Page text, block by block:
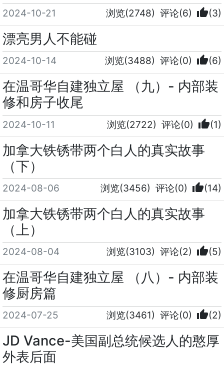
2024-10-21 浏览(2748) 评论(6) thumb_up(3)
漂亮男人不能碰
2024-10-14 浏览(3488) 评论(0) thumb_up(6)
在温哥华自建独立屋 （九）- 内部装
修和房子收尾
2024-10-11 浏览(2722) 评论(0) thumb_up(1)
加拿大铁锈带两个白人的真实故事
（下）
2024-08-06 浏览(3456) 评论(0) thumb_up(14)
加拿大铁锈带两个白人的真实故事
（上）
2024-08-04 浏览(3103) 评论(2) thumb_up(5)
在温哥华自建独立屋 （八）- 内部装
修厨房篇
2024-07-25 浏览(3461) 评论(0) thumb_up(2)
JD Vance-美国副总统候选人的憨厚
外表后面